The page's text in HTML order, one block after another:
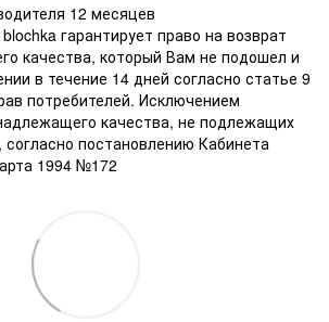
12 месяцев
гарантирует право на возврат
качества, который Вам не подошел и
в течение 14 дней согласно статье 9
потребителей. Исключением
качества, не подлежащих
согласно постановлению Кабинета
1994 №172